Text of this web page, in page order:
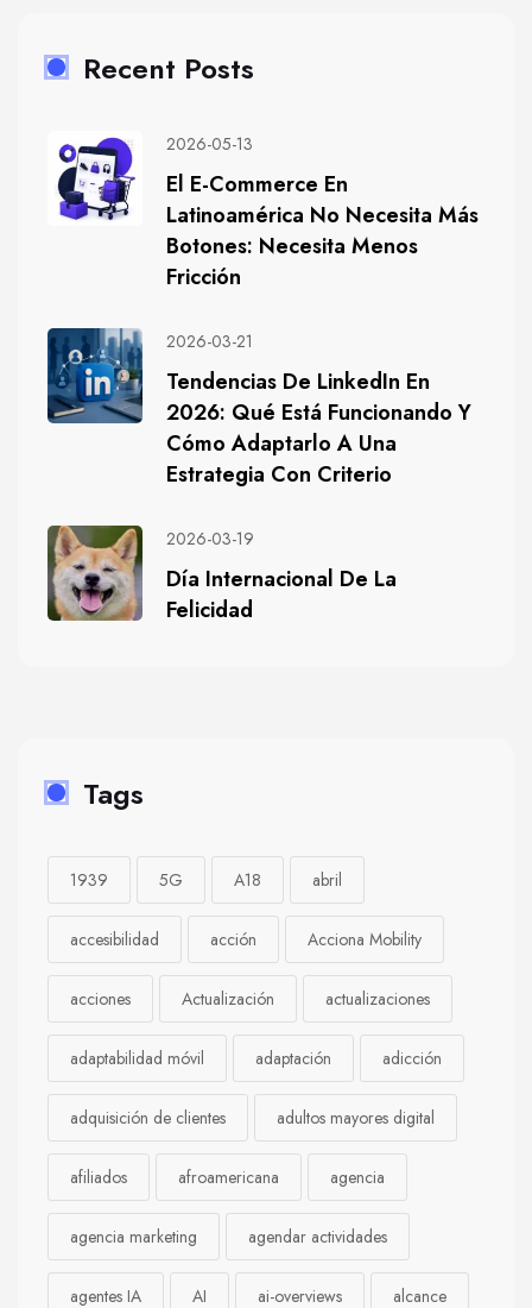
Recent Posts
2026-05-13
El E-Commerce En
Latinoamérica No Necesita Más
Botones: Necesita Menos
Fricción
2026-03-21
Tendencias De LinkedIn En
2026: Qué Está Funcionando Y
Cómo Adaptarlo A Una
Estrategia Con Criterio
2026-03-19
Día Internacional De La
Felicidad
Tags
1939 5G A18 abril
accesibilidad acción Acciona Mobility
acciones Actualización actualizaciones
adaptabilidad móvil adaptación adicción
adquisición de clientes adultos mayores digital
afiliados afroamericana agencia
agencia marketing agendar actividades
agentes IA AI ai-overviews alcance